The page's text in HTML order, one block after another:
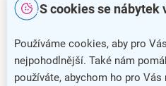
S cookies se nábytek
Používáme cookies, aby pro
nejpohodlnější. Také nám
používáte, abychom ho pro